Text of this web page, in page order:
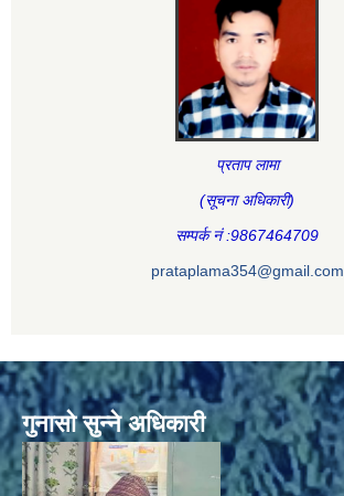
प्रताप लामा
(सूचना अधिकारी)
सम्पर्क नं :9867464709
prataplama354@gmail.com
गुनासो सुन्ने अधिकारी